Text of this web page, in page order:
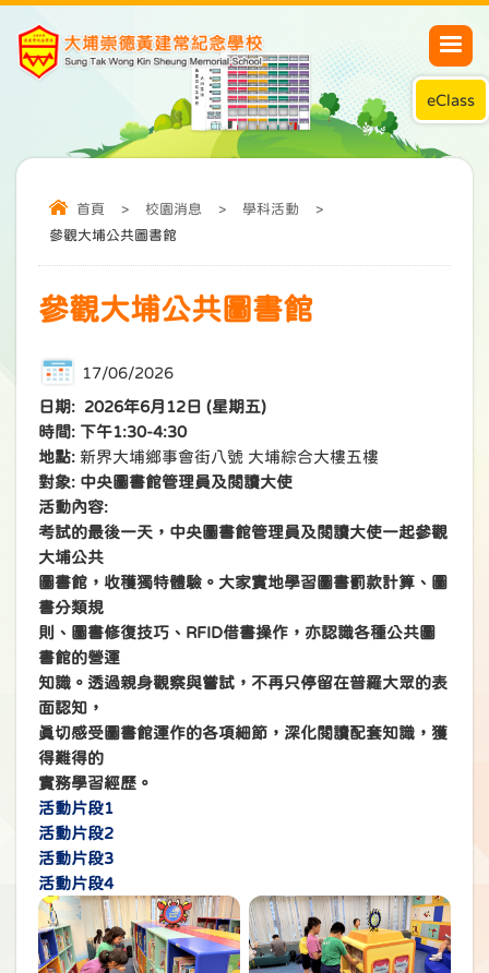
eClass
首頁 > 校園消息 > 學科活動
>
參觀大埔公共圖書館
參觀大埔公共圖書館
17/06/2026
日期: 2026年6月12日 (星期五)
時間: 下午1:30-4:30
地點: 新界大埔鄉事會街八號 大埔綜合大樓五樓
對象: 中央圖書館管理員及閱讀大使
活動內容:
考試的最後一天，中央圖書館管理員及閱讀大使一起參觀
大埔公共
圖書館，收穫獨特體驗。大家實地學習圖書罰款計算、圖
書分類規
則、圖書修復技巧、RFID借書操作，亦認識各種公共圖
書館的營運
知識。透過親身觀察與嘗試，不再只停留在普羅大眾的表
面認知，
真切感受圖書館運作的各項細節，深化閱讀配套知識，獲
得難得的
實務學習經歷。
活動片段1
活動片段2
活動片段3
活動片段4